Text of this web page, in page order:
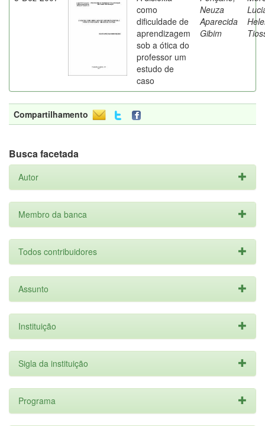
como
dificuldade de
aprendizagem
sob a ótica do
professor um
estudo de
caso
Neuza
Aparecida
Gibim
Compartilhamento
Busca facetada
Autor
Membro da banca
Todos contribuidores
Assunto
Instituição
Sigla da instituição
Programa